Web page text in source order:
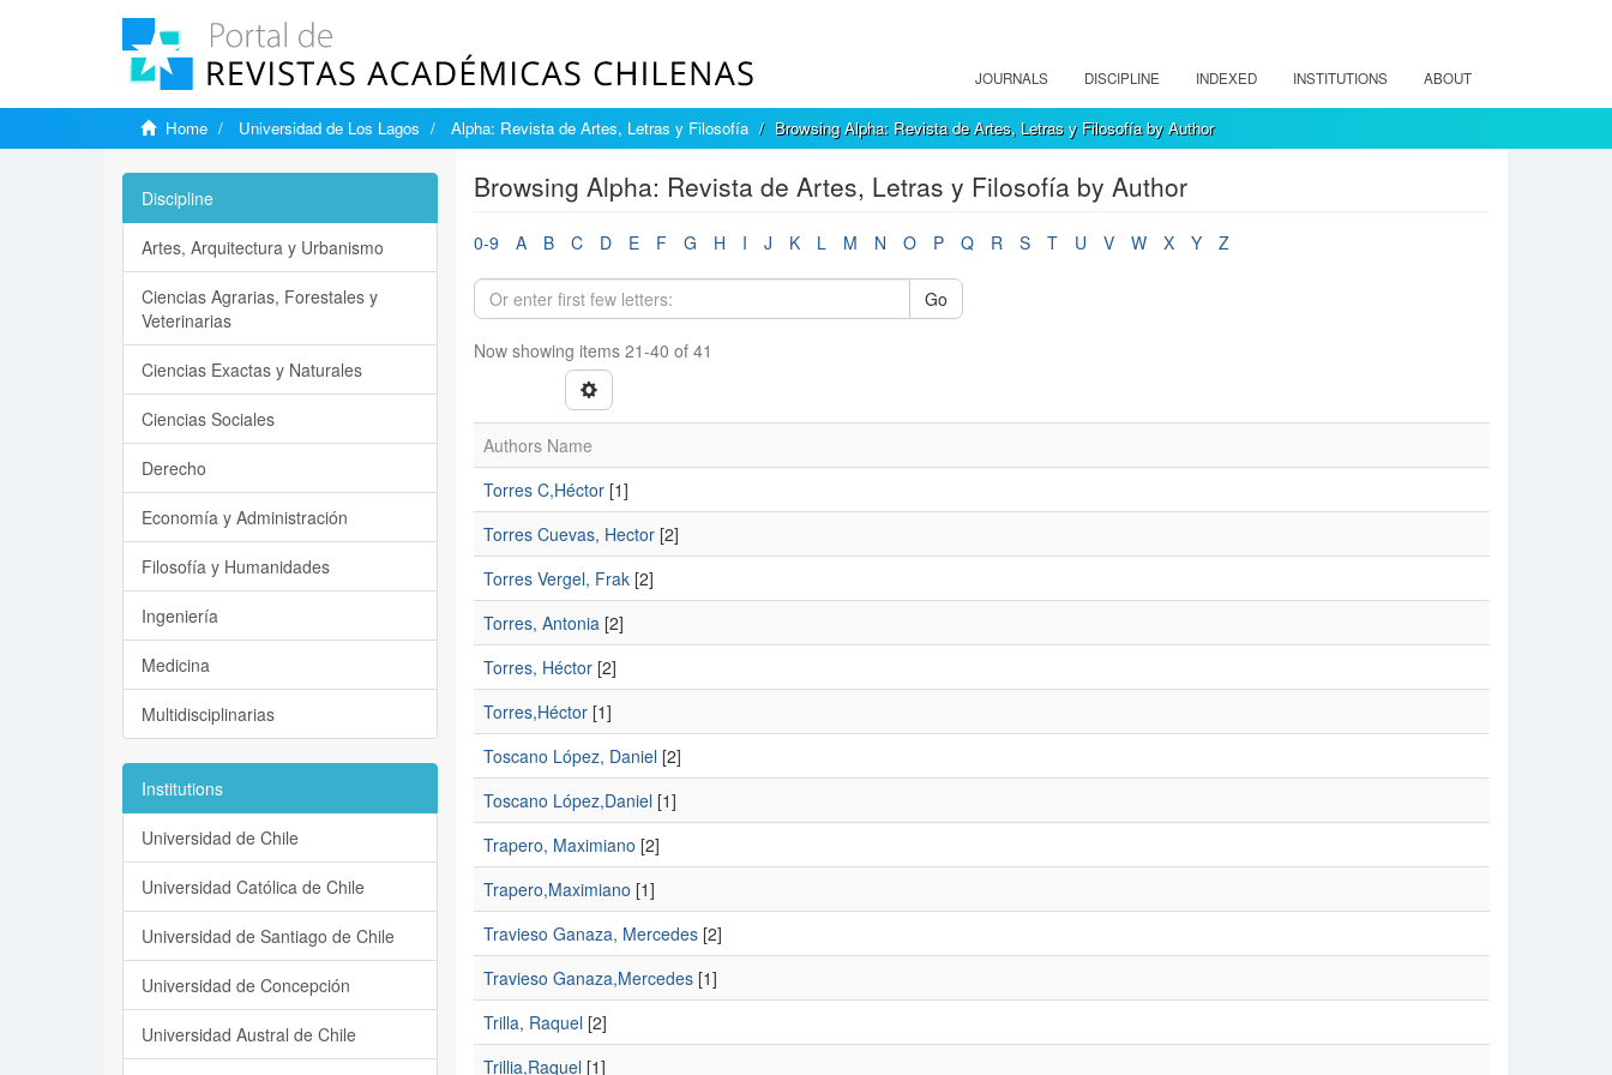
JOURNALS DISCIPLINE INDEXED INSTITUTIONS ABOUT
Home Universidad de Los Lagos Alpha: Revista de Artes, Letras y Filosofía Browsing Alpha: Revista de Artes, Letras y Filosofía by Author
Browsing Alpha: Revista de Artes, Letras y Filosofía by Author
0-9 A B C D E F G H I J K L M N O P Q R S T U V W X Y Z
Go
Now showing items 21-40 of 41
Authors Name
Torres C,Héctor[1]
Torres Cuevas, Hector[2]
Torres Vergel, Frak[2]
Torres, Antonia[2]
Torres, Héctor[2]
Torres,Héctor[1]
Toscano López, Daniel[2]
Toscano López,Daniel[1]
Trapero, Maximiano [2]
Trapero,Maximiano [1]
Travieso Ganaza, Mercedes[2]
Travieso Ganaza,Mercedes[1]
Trilla, Raquel[2]
Trillia,Raquel[1]
Discipline
Artes, Arquitectura y Urbanismo
Ciencias Agrarias, Forestales y
Veterinarias
Ciencias Exactas y Naturales
Ciencias Sociales
Derecho
Economía y Administración
Filosofía y Humanidades
Ingeniería
Medicina
Multidisciplinarias
Institutions
Universidad de Chile
Universidad Católica de Chile
Universidad de Santiago de Chile
Universidad de Concepción
Universidad Austral de Chile